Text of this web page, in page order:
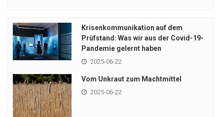
Krisenkommunikation auf dem
Prüfstand: Was wir aus der Covid-19-
Pandemie gelernt haben
2025-06-22
Vom Unkraut zum Machtmittel
2025-06-22